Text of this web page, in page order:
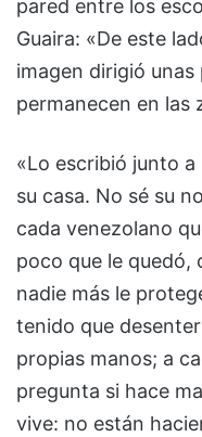
pared entre los
Guaira: «De este
imagen dirigió unas
permanecen en las
«Lo escribió junto
su casa. No sé su
cada venezolano
poco que le quedó,
nadie más le
tenido que
propias manos; a
pregunta si hace
vive: no están